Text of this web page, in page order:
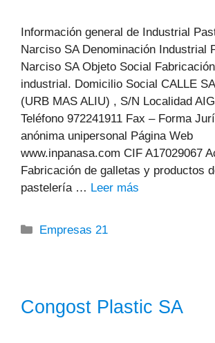
Información general de Industrial
Narciso SA Denominación Industrial
Narciso SA Objeto Social
industrial. Domicilio Social CALLE
(URB MAS ALIU) , S/N Localidad
Teléfono 972241911 Fax – Forma
anónima unipersonal Página Web
www.inpanasa.com CIF A17029067
Fabricación de galletas y productos
pastelería … Leer más
Categorías
Empresas 21
Congost Plastic SA